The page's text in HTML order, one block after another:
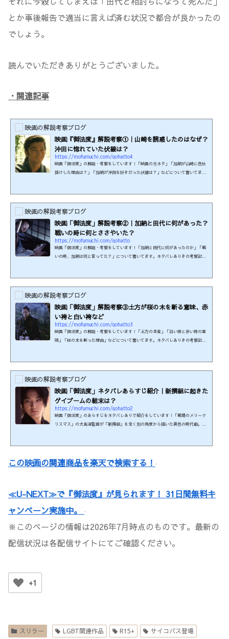
とか事後報告で適当に言えば済む状況で都合が良かったの
でしょう。
読んでいただきありがとうございました。
・関連記事
映画の解説考察ブログ
映画『御法度』解説考察①｜山崎を誘惑したのはなぜ？
沖田に惚れていた伏線は？
https://mofumuchi.com/gohatto4
映画「御法度」の解説・考察をしています！「映画の元ネタ」「加納が山崎に色仕
掛けした理由は？」「加納が沖田を好きだった伏線は？」などについて書いてま
映画の解説考察ブログ
映画「御法度」解説考察②｜加納と田代に何があった？
戦いの時に何とささやいた？
https://mofumuchi.com/gohatto
映画「御法度」の解説・考察をしています！「加納と田代に何があったのか」「戦
いの時、加納は何と言ってた？」について書いてます。ネタバレありきの考察記事
映画の解説考察ブログ
映画「御法度」解説考察③土方が桜の木を斬る意味、赤
い袴と白い袴など
https://mofumuchi.com/gohatto3
映画「御法度」の解説・考察をしています！「土方の本音」「白い袴と赤い袴の意
味」「桜の木を斬った理由」などについて書いてます。ネタバレありきの考察記事
映画の解説考察ブログ
映画「御法度」ネタバレあらすじ紹介｜新撰組に起きた
ゲイブームの結末は？
https://mofumuchi.com/gohatto2
映画「御法度」のあらすじをネタバレありで紹介をしています！「戦場のメリーク
リスマス」の大島渚監督が「新撰組」を全く別の角度から描いた異色の時代劇。当
大島渚原作小説：『真選組血風録』司馬遼太郎著より『前髪の惣三郎』、『三条磧
乱刃』この映画の関連商品を楽天で検索する！この映画は...
この映画の関連商品を楽天で検索する！
≪U-NEXT≫で『御法度』が見られます！ 31日間無料キ
ャンペーン実施中。
※このページの情報は2026年7月時点のものです。最新の
配信状況は各配信サイトにてご確認ください。
+1
スリラー LGBT関連作品 R15+
サイコパス登場